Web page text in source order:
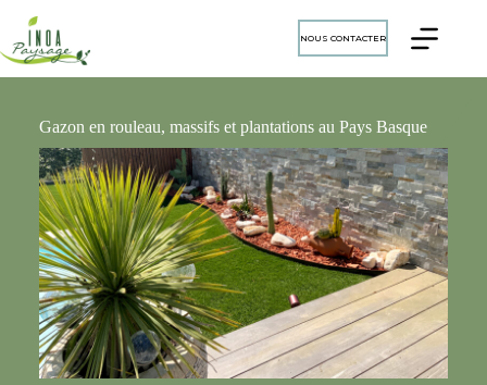
NOUS CONTACTER
Gazon en rouleau, massifs et plantations au Pays Basque